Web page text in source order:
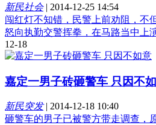
新民社会| 2014-12-25 14:54
闯红灯不知错，民警上前劝阻，不
怒向执勤交警挥拳，在马路当中上
12-18
嘉定一男子砖砸警车 只因不
新民突发| 2014-12-18 10:40
砸警车的男子已被警方带走调查，